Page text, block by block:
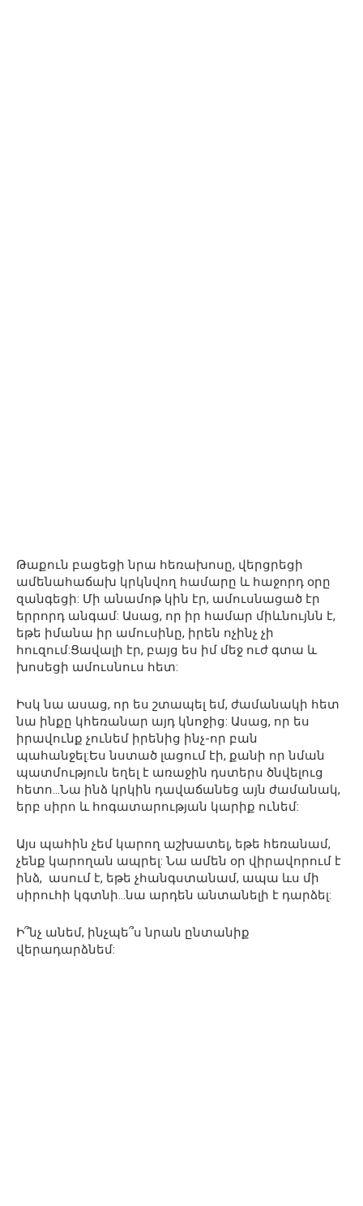
Թաքուն բացեցի նրա հեռախոսը, վերցրեցի
ամենահաճախ կրկնվող համարը և հաջորդ օրը
զանգեցի: Մի անամոթ կին էր, ամուսնացած էր
երրորդ անգամ: Ասաց, որ իր համար միևնույնն է,
եթե իմանա իր ամուսինը, իրեն ոչինչ չի
հուզում:Ցավալի էր, բայց ես իմ մեջ ուժ գտա և
խոսեցի ամուսնուս հետ:
Իսկ նա ասաց, որ ես շտապել եմ, ժամանակի հետ
նա ինքը կհեռանար այդ կնոջից: Ասաց, որ ես
իրավունք չունեմ իրենից ինչ-որ բան
պահանջել:Ես նստած լացում էի, քանի որ նման
պատմություն եղել է առաջին դստերս ծնվելուց
հետո…Նա ինձ կրկին դավաճանեց այն ժամանակ,
երբ սիրո և հոգատարության կարիք ունեմ:
Այս պահին չեմ կարող աշխատել, եթե հեռանամ,
չենք կարողան ապրել: Նա ամեն օր վիրավորում է
ինձ, ասում է, եթե չհանգստանամ, ապա ևս մի
սիրուհի կգտնի…նա արդեն անտանելի է դարձել:
Ի՞նչ անեմ, ինչպե՞ս նրան ընտանիք
վերադարձնեմ: